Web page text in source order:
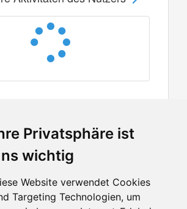
Privatsphäre ist
wichtig
Website verwendet Cookies
Targeting Technologien, um
Einträge